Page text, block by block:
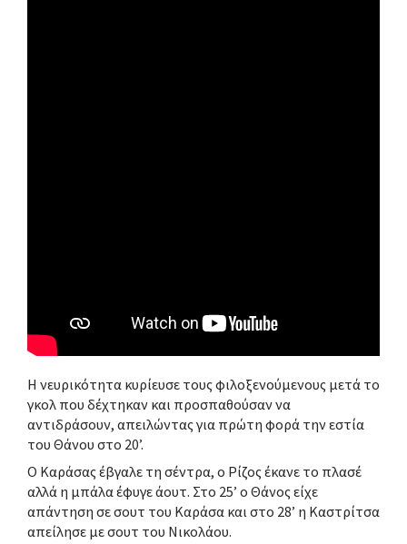
Η νευρικότητα κυρίευσε τους φιλοξενούμενους μετά το
γκολ που δέχτηκαν και προσπαθούσαν να
αντιδράσουν, απειλώντας για πρώτη φορά την εστία
του Θάνου στο 20’.
Ο Καράσας έβγαλε τη σέντρα, ο Ρίζος έκανε το πλασέ
αλλά η μπάλα έφυγε άουτ. Στο 25’ ο Θάνος είχε
απάντηση σε σουτ του Καράσα και στο 28’ η Καστρίτσα
απείλησε με σουτ του Νικολάου.